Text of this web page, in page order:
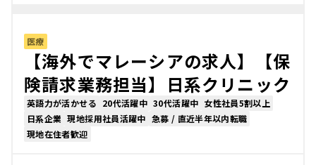
医療
【海外でマレーシアの求人】【保
険請求業務担当】日系クリニック
英語力が活かせる 20代活躍中 30代活躍中 女性社員5割以上
日系企業 現地採用社員活躍中 急募 / 直近半年以内転職
現地在住者歓迎